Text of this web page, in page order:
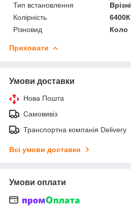
Тип встановлення
Врізні
Колірність
6400К
Різновид
Коло
Приховати
Умови доставки
Нова Пошта
Самовивіз
Транспортна компанія Delivery
Всі умови доставки
Умови оплати